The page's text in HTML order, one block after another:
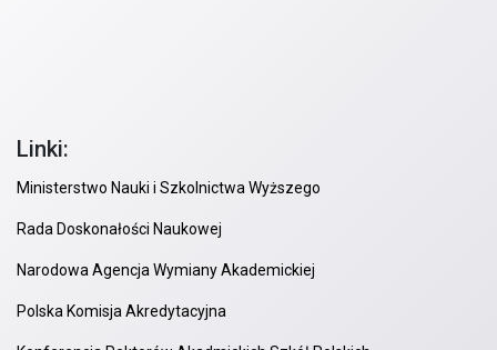
Linki:
Ministerstwo Nauki i Szkolnictwa Wyższego
Rada Doskonałości Naukowej
Narodowa Agencja Wymiany Akademickiej
Polska Komisja Akredytacyjna